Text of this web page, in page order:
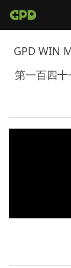
官网首页
视频评测
固件下载
GPD WIN
第一百四